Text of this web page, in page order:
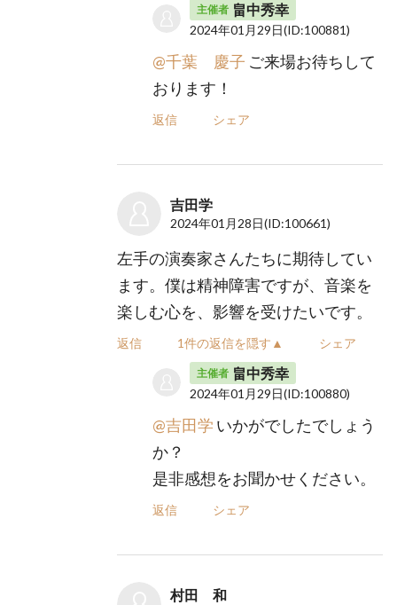
主催者 畠中秀幸
2024年01月29日(ID:100881)
@千葉 慶子 ご来場お待ちして
おります！
返信 シェア
吉田学
2024年01月28日(ID:100661)
左手の演奏家さんたちに期待してい
ます。僕は精神障害ですが、音楽を
楽しむ心を、影響を受けたいです。
返信 1件の返信を隠す▲ シェア
主催者 畠中秀幸
2024年01月29日(ID:100880)
@吉田学 いかがでしたでしょう
か？
是非感想をお聞かせください。
返信 シェア
村田 和